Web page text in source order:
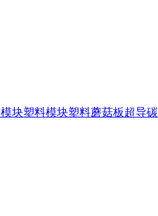
块塑料模块塑料蘑菇板超导